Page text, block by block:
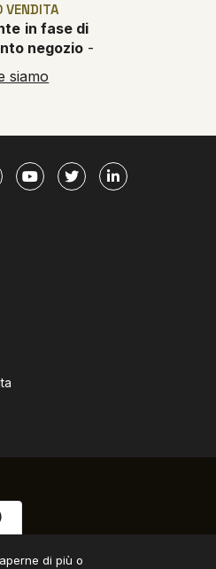
VENDITA
in fase di
negozio -
siamo
di più o